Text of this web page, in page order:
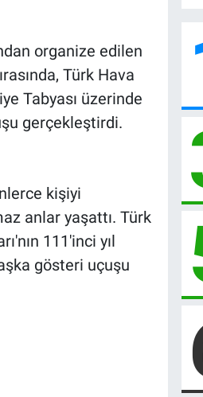
organize edilen
Türk Hava
Tabyası üzerinde
gerçekleştirdi.
kişiyi
anlar yaşattı. Türk
111'inci yıl
gösteri uçuşu